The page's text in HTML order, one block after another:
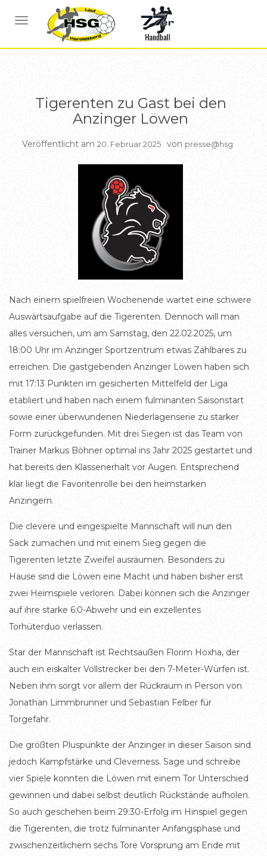
NAVIGATION UMSCHALTEN
BERICHTE HSG1
Tigerenten zu Gast bei den
Anzinger Löwen
Veröffentlicht am 20. Februar 2025 von presse@hsg
Nach einem spielfreien Wochenende wartet eine schwere
Auswärtsaufgabe auf die Tigerenten. Dennoch will man
alles versuchen, um am Samstag, den 22.02.2025, um
18:00 Uhr im Anzinger Sportzentrum etwas Zählbares zu
erreichen. Die gastgebenden Anzinger Löwen haben sich
mit 17:13 Punkten im gesicherten Mittelfeld der Liga
etabliert und haben nach einem fulminanten Saisonstart
sowie einer überwundenen Niederlagenserie zu starker
Form zurückgefunden. Mit drei Siegen ist das Team von
Trainer Markus Böhner optimal ins Jahr 2025 gestartet und
hat bereits den Klassenerhalt vor Augen. Entsprechend
klar liegt die Favoritenrolle bei den heimstarken
Anzingern.
Die clevere und eingespielte Mannschaft will nun den
Sack zumachen und mit einem Sieg gegen die
Tigerenten letzte Zweifel ausräumen. Besonders zu
Hause sind die Löwen eine Macht und haben bisher erst
zwei Heimspiele verloren. Dabei können sich die Anzinger
auf ihre starke 6:0-Abwehr und ein exzellentes
Torhüterduo verlassen.
Star der Mannschaft ist Rechtsaußen Florim Hoxha, der
auch ein eiskalter Vollstrecker bei den 7-Meter-Würfen ist.
Neben ihm sorgt vor allem der Rückraum in Person von
Jonathan Limmbrunner und Sebastian Felber für
Torgefahr.
Die größten Pluspunkte der Anzinger in dieser Saison sind
jedoch Kampfstärke und Cleverness. Sage und schreibe
vier Spiele konnten die Löwen mit einem Tor Unterschied
gewinnen und dabei selbst deutlich Rückstände aufholen.
So auch geschehen beim 29:30-Erfolg im Hinspiel gegen
die Tigerenten, die trotz fulminanter Anfangsphase und
zwischenzeitlichem sechs Tore Vorsprung am Ende mit